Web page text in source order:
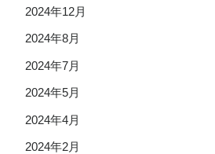
2024年12月
2024年8月
2024年7月
2024年5月
2024年4月
2024年2月